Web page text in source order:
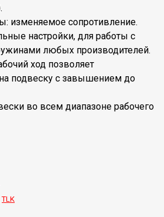
изменяемое сопротивление.
настройки, для работы с
любых производителей.
ход позволяет
подвеску с завышением до
во всем диапазоне рабочего
TLK